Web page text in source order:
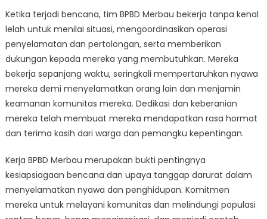
Ketika terjadi bencana, tim BPBD Merbau bekerja tanpa kenal
lelah untuk menilai situasi, mengoordinasikan operasi
penyelamatan dan pertolongan, serta memberikan
dukungan kepada mereka yang membutuhkan. Mereka
bekerja sepanjang waktu, seringkali mempertaruhkan nyawa
mereka demi menyelamatkan orang lain dan menjamin
keamanan komunitas mereka. Dedikasi dan keberanian
mereka telah membuat mereka mendapatkan rasa hormat
dan terima kasih dari warga dan pemangku kepentingan.
Kerja BPBD Merbau merupakan bukti pentingnya
kesiapsiagaan bencana dan upaya tanggap darurat dalam
menyelamatkan nyawa dan penghidupan. Komitmen
mereka untuk melayani komunitas dan melindungi populasi